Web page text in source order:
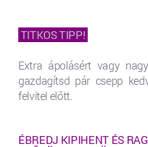
TITKOS TIPP!
Extra ápolásért vagy
gazdagítsd pár csepp
felvitel előtt.
ÉBREDJ KIPIHENT ÉS